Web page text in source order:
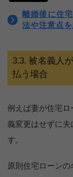
離婚後に住
法や注意点
被名義人
払う場合
例えば妻が住宅ロ
義変更はせずに夫
す。
原則住宅ローン